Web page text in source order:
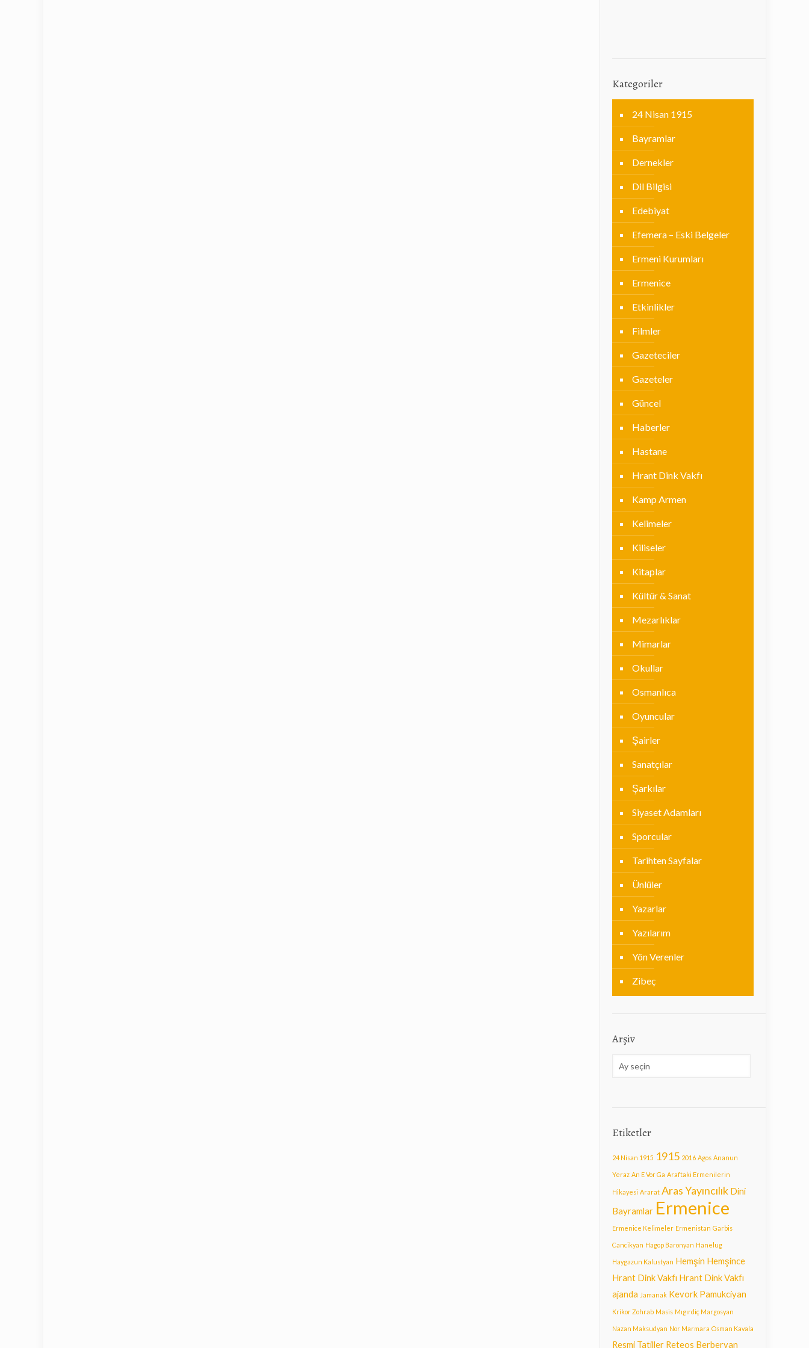
Kategoriler
24 Nisan 1915
Bayramlar
Dernekler
Dil Bilgisi
Edebiyat
Efemera – Eski Belgeler
Ermeni Kurumları
Ermenice
Etkinlikler
Filmler
Gazeteciler
Gazeteler
Güncel
Haberler
Hastane
Hrant Dink Vakfı
Kamp Armen
Kelimeler
Kiliseler
Kitaplar
Kültür & Sanat
Mezarlıklar
Mimarlar
Okullar
Osmanlıca
Oyuncular
Şairler
Sanatçılar
Şarkılar
Siyaset Adamları
Sporcular
Tarihten Sayfalar
Ünlüler
Yazarlar
Yazılarım
Yön Verenler
Zibeç
Arşiv
Arşiv
Etiketler
24 Nisan 1915 1915 2016 Agos Ananun
Yeraz An E Vor Ga Araftaki Ermenilerin
Hikayesi Ararat Aras Yayıncılık Dini
Bayramlar Ermenice
Ermenice Kelimeler Ermenistan Garbis
Cancikyan Hagop Baronyan Hanelug
Haygazun Kalustyan Hemşin Hemşince
Hrant Dink Vakfı Hrant Dink Vakfı
ajanda Jamanak Kevork Pamukciyan
Krikor Zohrab Masis Mıgırdiç Margosyan
Nazan Maksudyan Nor Marmara Osman Kavala
Resmi Tatiller Reteos Berberyan